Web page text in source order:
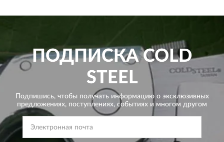
ПОДПИСКАCOLD
STEEL
Подпишись, чтобы получать информацию о эксклюзивных
предложениях, поступлениях, событиях и многом другом